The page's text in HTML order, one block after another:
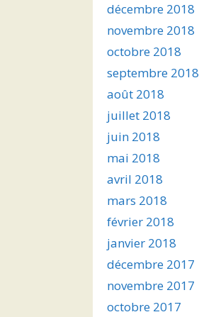
décembre 2018
novembre 2018
octobre 2018
septembre 2018
août 2018
juillet 2018
juin 2018
mai 2018
avril 2018
mars 2018
février 2018
janvier 2018
décembre 2017
novembre 2017
octobre 2017